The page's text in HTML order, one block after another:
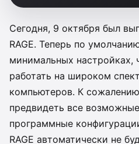
Сегодня, 9 октября был
RAGE. Теперь по
минимальных настройках,
работать на широком
компьютеров. К
предвидеть все
программные
RAGE автоматически не